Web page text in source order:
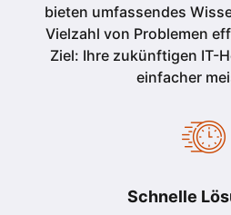
bieten umfassendes
Vielzahl von Problemen
Ziel: Ihre zukünftigen IT-
einfacher
Schnelle